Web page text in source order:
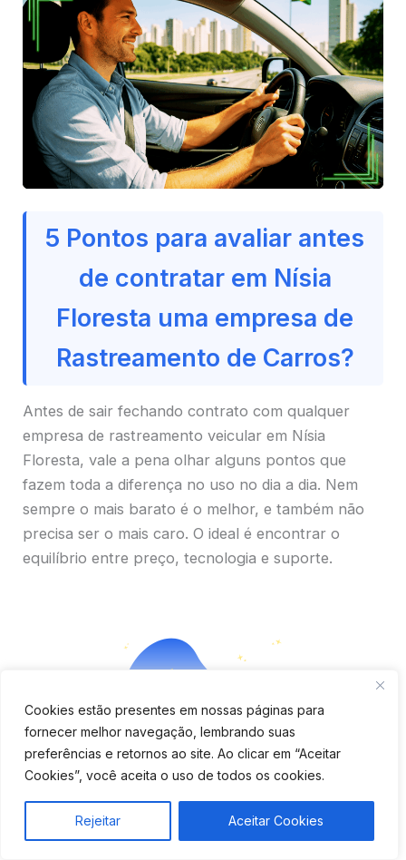
Cookies estão presentes em nossas páginas para
fornecer melhor navegação, lembrando suas
preferências e retornos ao site. Ao clicar em “Aceitar
Cookies”, você aceita o uso de todos os cookies.
Rejeitar Aceitar Cookies
5 Pontos para avaliar antes
de contratar em Nísia
Floresta uma empresa de
Rastreamento de Carros?
Antes de sair fechando contrato com qualquer
empresa de rastreamento veicular em Nísia
Floresta, vale a pena olhar alguns pontos que
fazem toda a diferença no uso no dia a dia. Nem
sempre o mais barato é o melhor, e também não
precisa ser o mais caro. O ideal é encontrar o
equilíbrio entre preço, tecnologia e suporte.
Aplicativo completo e fácil